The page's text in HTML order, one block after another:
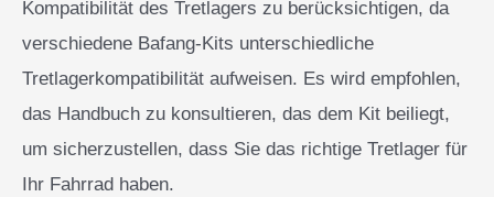
Kompatibilität des Tretlagers zu berücksichtigen, da
verschiedene Bafang-Kits unterschiedliche
Tretlagerkompatibilität aufweisen. Es wird empfohlen,
das Handbuch zu konsultieren, das dem Kit beiliegt,
um sicherzustellen, dass Sie das richtige Tretlager für
Ihr Fahrrad haben.